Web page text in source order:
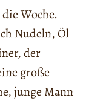
Woche.
Nudeln, Öl
der
große
junge Mann